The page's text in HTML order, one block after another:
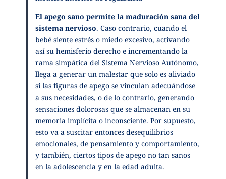
El apego sano permite la maduración sana del
sistema nervioso. Caso contrario, cuando el
bebé siente estrés o miedo excesivo, activando
así su hemisferio derecho e incrementando la
rama simpática del Sistema Nervioso Autónomo,
llega a generar un malestar que solo es aliviado
si las figuras de apego se vinculan adecuándose
a sus necesidades, o de lo contrario, generando
sensaciones dolorosas que se almacenan en su
memoria implícita o inconsciente. Por supuesto,
esto va a suscitar entonces desequilibrios
emocionales, de pensamiento y comportamiento,
y también, ciertos tipos de apego no tan sanos
en la adolescencia y en la edad adulta.